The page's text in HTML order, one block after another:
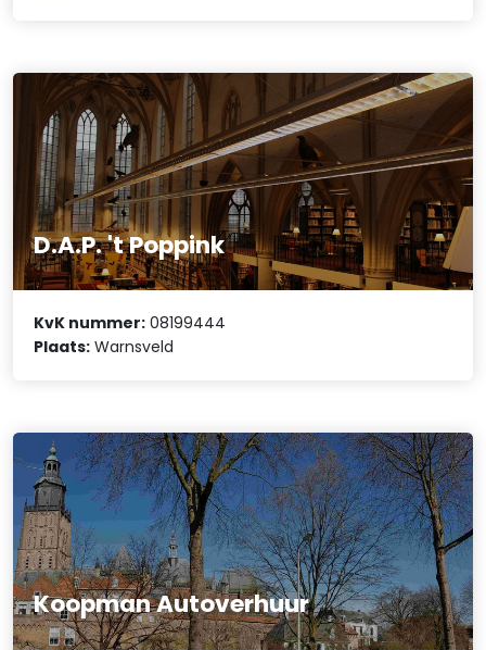
D.A.P. 't Poppink
KvK nummer: 08199444
Plaats: Warnsveld
Koopman Autoverhuur